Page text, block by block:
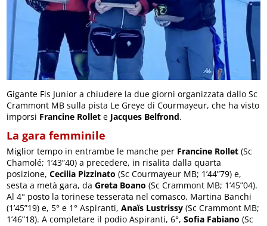
Gigante Fis Junior a chiudere la due giorni organizzata dallo Sc
Crammont MB sulla pista Le Greye di Courmayeur, che ha visto
imporsi Francine Rollet e Jacques Belfrond.
La gara femminile
Miglior tempo in entrambe le manche per Francine Rollet (Sc
Chamolé; 1’43”40) a precedere, in risalita dalla quarta
posizione,Cecilia Pizzinato (Sc Courmayeur MB; 1’44”79) e,
sesta a metà gara, da Greta Boano (Sc Crammont MB; 1’45”04).
Al 4° posto la torinese tesserata nel comasco, Martina Banchi
(1’45”19) e, 5° e 1° Aspiranti,Anaïs Lustrissy (Sc Crammont MB;
1’46”18). A completare il podio Aspiranti, 6°,Sofia Fabiano (Sc